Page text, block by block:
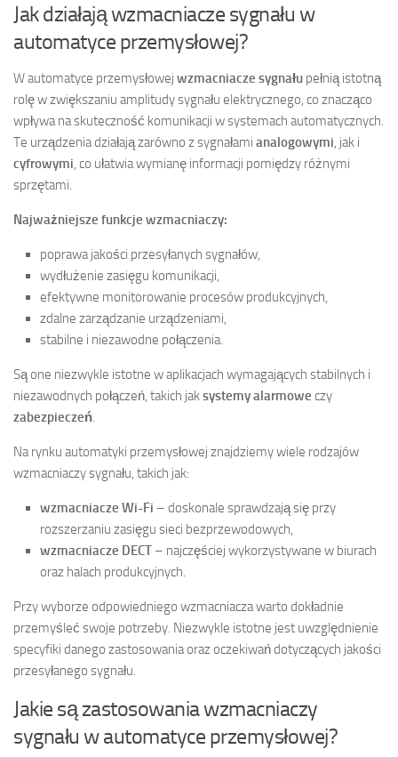
Jak działają wzmacniacze sygnału w
automatyce przemysłowej?
W automatyce przemysłowej wzmacniacze sygnału pełnią istotną
rolę w zwiększaniu amplitudy sygnału elektrycznego, co znacząco
wpływa na skuteczność komunikacji w systemach automatycznych.
Te urządzenia działają zarówno z sygnałami analogowymi, jak i
cyfrowymi, co ułatwia wymianę informacji pomiędzy różnymi
sprzętami.
Najważniejsze funkcje wzmacniaczy:
poprawa jakości przesyłanych sygnałów,
wydłużenie zasięgu komunikacji,
efektywne monitorowanie procesów produkcyjnych,
zdalne zarządzanie urządzeniami,
stabilne i niezawodne połączenia.
Są one niezwykle istotne w aplikacjach wymagających stabilnych i
niezawodnych połączeń, takich jaksystemy alarmowe czy
zabezpieczeń.
Na rynku automatyki przemysłowej znajdziemy wiele rodzajów
wzmacniaczy sygnału, takich jak:
wzmacniacze Wi-Fi – doskonale sprawdzają się przy
rozszerzaniu zasięgu sieci bezprzewodowych,
wzmacniacze DECT – najczęściej wykorzystywane w biurach
oraz halach produkcyjnych.
Przy wyborze odpowiedniego wzmacniacza warto dokładnie
przemyśleć swoje potrzeby. Niezwykle istotne jest uwzględnienie
specyfiki danego zastosowania oraz oczekiwań dotyczących jakości
przesyłanego sygnału.
Jakie są zastosowania wzmacniaczy
sygnału w automatyce przemysłowej?